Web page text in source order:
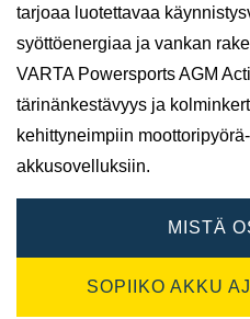
tarjoaa luotettavaa
syöttöenergiaa ja vankan
VARTA Powersports AGM
tärinänkestävyys ja
kehittyneimpiin
akkusovelluksiin.
MISTÄ
SOPIIKO AKKU